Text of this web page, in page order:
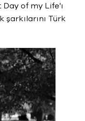
of my Life'ı
Türk